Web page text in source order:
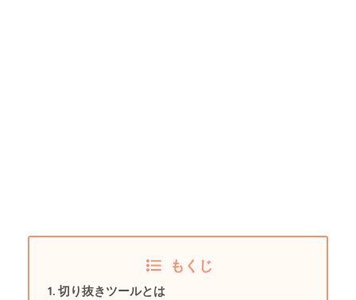
もくじ
切り抜きツールとは